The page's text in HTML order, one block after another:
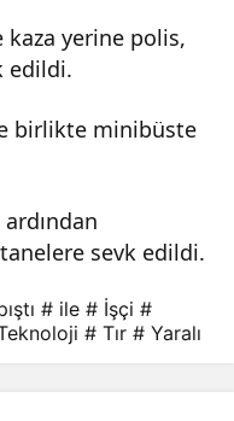
kaza yerine polis,
edildi.
birlikte minibüste
sevk edildi.
# ile # İşçi #
# Tır # Yaralı